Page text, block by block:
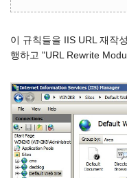
이 규칙들을 IIS URL 재작
행하고 "URL Rewrite